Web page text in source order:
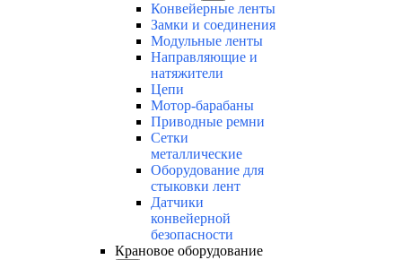
Конвейерные ленты
Замки и соединения
Модульные ленты
Направляющие и
натяжители
Цепи
Мотор-барабаны
Приводные ремни
Сетки
металлические
Оборудование для
стыковки лент
Датчики
конвейерной
безопасности
Крановое оборудование